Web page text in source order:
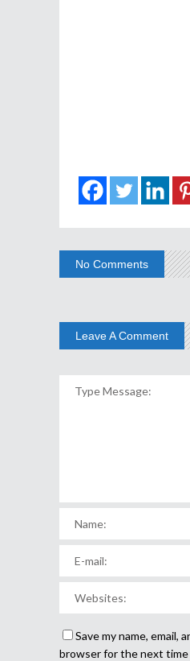
No Comments
Leave A Comment
Save my name, email,
browser for the next time